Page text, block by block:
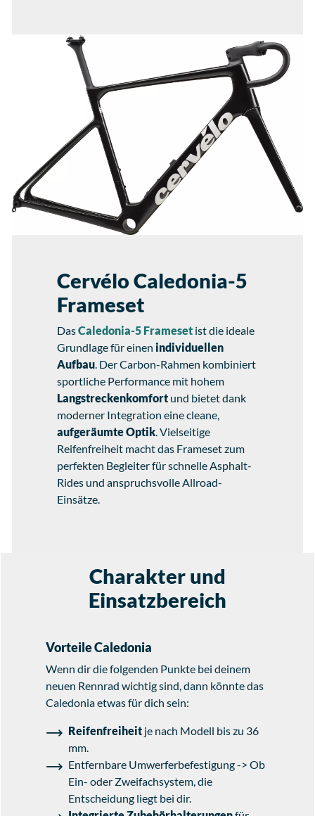
Cervélo Caledonia-5
Frameset
DasCaledonia-5 Frameset ist die ideale
Grundlage für einen individuellen
Aufbau. Der Carbon-Rahmen kombiniert
sportliche Performance mit hohem
Langstreckenkomfort und bietet dank
moderner Integration eine cleane,
aufgeräumte Optik. Vielseitige
Reifenfreiheit macht das Frameset zum
perfekten Begleiter für schnelle Asphalt-
Rides und anspruchsvolle Allroad-
Einsätze.
Charakter und
Einsatzbereich
Vorteile Caledonia
Wenn dir die folgenden Punkte bei deinem
neuen Rennrad wichtig sind, dann könnte das
Caledonia etwas für dich sein:
Reifenfreiheit je nach Modell bis zu 36
mm.
Entfernbare Umwerferbefestigung -> Ob
Ein- oder Zweifachsystem, die
Entscheidung liegt bei dir.